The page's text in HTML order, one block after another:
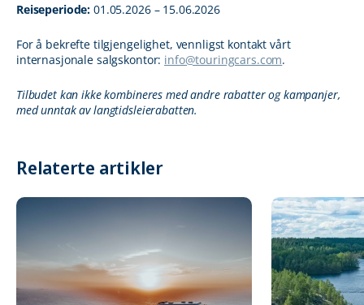
Reiseperiode: 01.05.2026 – 15.06.2026
For å bekrefte tilgjengelighet, vennligst kontakt vårt
internasjonale salgskontor: info@touringcars.com.
Tilbudet kan ikke kombineres med andre rabatter og kampanjer,
med unntak av langtidsleierabatten.
Relaterte artikler